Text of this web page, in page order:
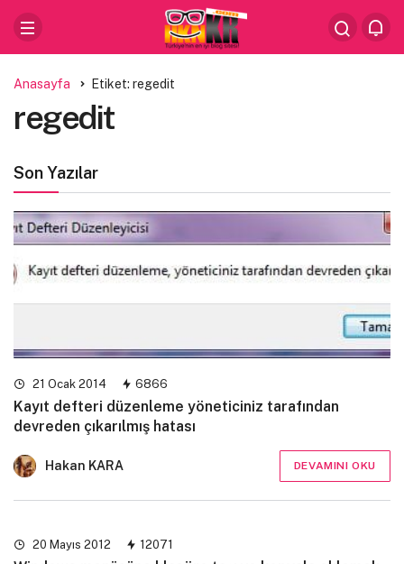
Anasayfa Etiket: regedit
regedit
Son Yazılar
21 Ocak 2014 6866
Kayıt defteri düzenleme yöneticiniz tarafından
devreden çıkarılmış hatası
Hakan KARA DEVAMINI OKU
20 Mayıs 2012 12071